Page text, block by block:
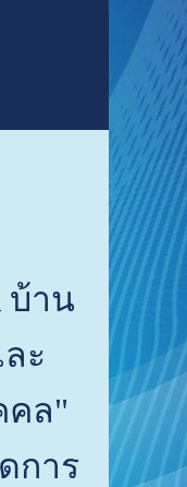
บ้าน
ะ
คล"
การ